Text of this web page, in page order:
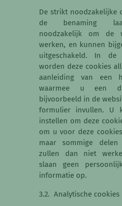
De strikt noodzakelijke
de benaming
noodzakelijk om de
werken, en kunnen
uitgeschakeld. In de
worden deze cookies
aanleiding van een
waarmee u een
bijvoorbeeld in de
formulier invullen. U
instellen om deze
om u voor deze
maar sommige
zullen dan niet
slaan geen
informatie op.
3.2. Analytische cookies